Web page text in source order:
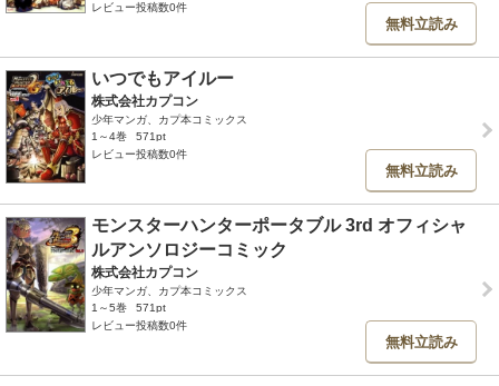
レビュー投稿数0件
無料立読み
いつでもアイルー
株式会社カプコン
少年マンガ、カプ本コミックス
1～4巻
571pt
レビュー投稿数0件
無料立読み
モンスターハンターポータブル 3rd オフィシャ
ルアンソロジーコミック
株式会社カプコン
少年マンガ、カプ本コミックス
1～5巻
571pt
レビュー投稿数0件
無料立読み